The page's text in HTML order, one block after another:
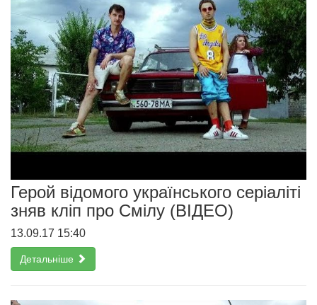
Герой відомого українського серіаліті
зняв кліп про Смілу (ВІДЕО)
13.09.17 15:40
Детальніше